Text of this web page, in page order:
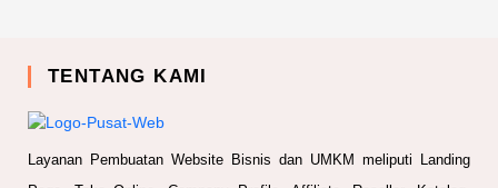
TENTANG KAMI
Layanan Pembuatan Website Bisnis dan UMKM meliputi Landing